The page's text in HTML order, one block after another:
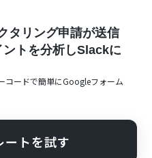
タリング申請が送信
トを分析しSlackに
コードで簡単にGoogleフォーム
ートを試す